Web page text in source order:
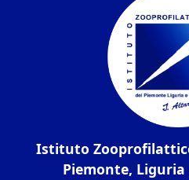
Istituto
Piemonte, Liguria